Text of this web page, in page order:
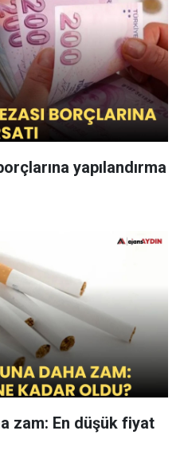
yapılandırma
zam: En düşük fiyat